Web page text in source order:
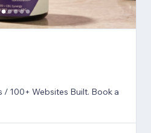
/ 100+ Websites Built. Book a